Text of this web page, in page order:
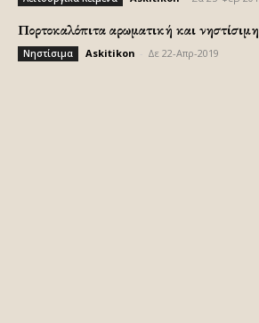
Πορτοκαλόπιτα αρωματική και νηστίσιμη
Νηστίσιμα Askitikon Δε 22-Απρ-2019